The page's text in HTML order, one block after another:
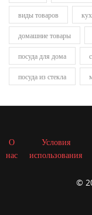
виды товаров
домашние товары
посуда для дома
посуда из стекла
О
нас
Условия
использования
©